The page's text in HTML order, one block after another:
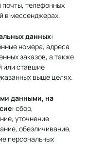
почты, телефонных
в мессенджерах.
данных:
номера, адреса
заказов, а также
или ставшие
выше целях.
данными, на
сбор,
уточнение
обезличивание,
персональных